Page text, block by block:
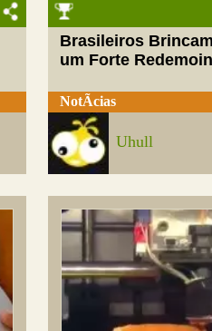
Brasileiros
um Forte
NotÃ­cias
Uhull